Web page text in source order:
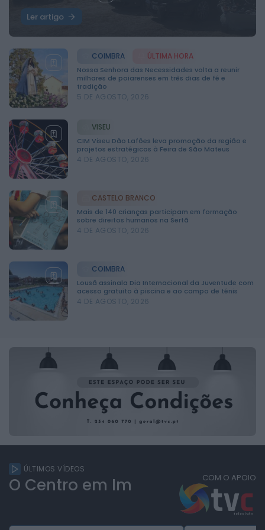
Ler artigo
COIMBRA ÚLTIMA HORA
Nossa Senhora das Necessidades volta a reunir
milhares de poiarenses em três dias de fé e
tradição
5 DE AGOSTO, 2026
VISEU
CIM Viseu Dão Lafões leva promoção da região e
projetos estratégicos à Feira de São Mateus
4 DE AGOSTO, 2026
CASTELO BRANCO
Mais de 140 crianças participam em formação
sobre direitos humanos na Sertã
4 DE AGOSTO, 2026
COIMBRA
Lousã assinala Dia Internacional da Juventude com
acesso gratuito à piscina e ao campo de ténis
4 DE AGOSTO, 2026
ÚLTIMOS VÍDEOS
O Centro em Imagens COM O APOIO